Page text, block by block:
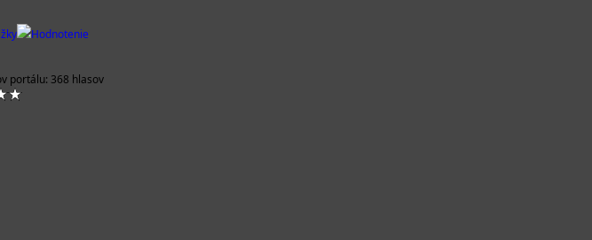
Hodnotenie
portálu: 368 hlasov